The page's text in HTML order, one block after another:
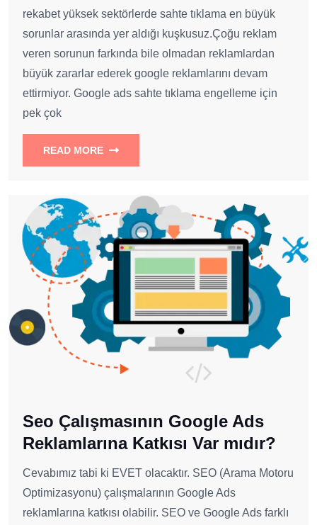
rekabet yüksek sektörlerde sahte tıklama en büyük
sorunlar arasında yer aldığı kuşkusuz.Çoğu reklam
veren sorunun farkında bile olmadan reklamlardan
büyük zararlar ederek google reklamlarını devam
ettirmiyor. Google ads sahte tıklama engelleme için
pek çok
READ MORE
Seo Çalışmasının Google Ads
Reklamlarına Katkısı Var mıdır?
Cevabımız tabi ki EVET olacaktır. SEO (Arama Motoru
Optimizasyonu) çalışmalarının Google Ads
reklamlarına katkısı olabilir. SEO ve Google Ads farklı